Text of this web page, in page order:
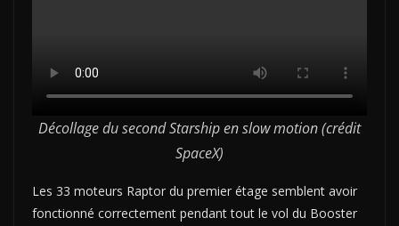
Décollage du second Starship en slow motion (crédit
SpaceX)
Les 33 moteurs Raptor du premier étage semblent avoir
fonctionné correctement pendant tout le vol du Booster